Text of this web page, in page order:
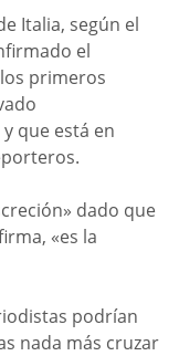
Italia, según el
el
primeros
que está en
dado que
«es la
podrían
nada más cruzar